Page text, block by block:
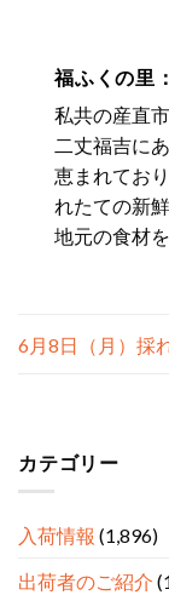
カテゴリー
入荷情報 (1,896)
出荷者のご紹介
福ふくの里
私共の産直
二丈福吉に
恵まれてお
れたての新
地元の食材
6月8日（月）採